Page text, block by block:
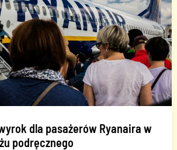
dla pasażerów Ryanaira w
podręcznego